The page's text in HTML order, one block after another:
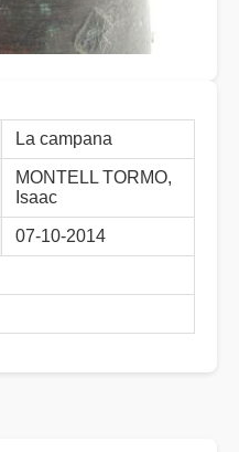
La campana
MONTELL TORMO,
Isaac
07-10-2014